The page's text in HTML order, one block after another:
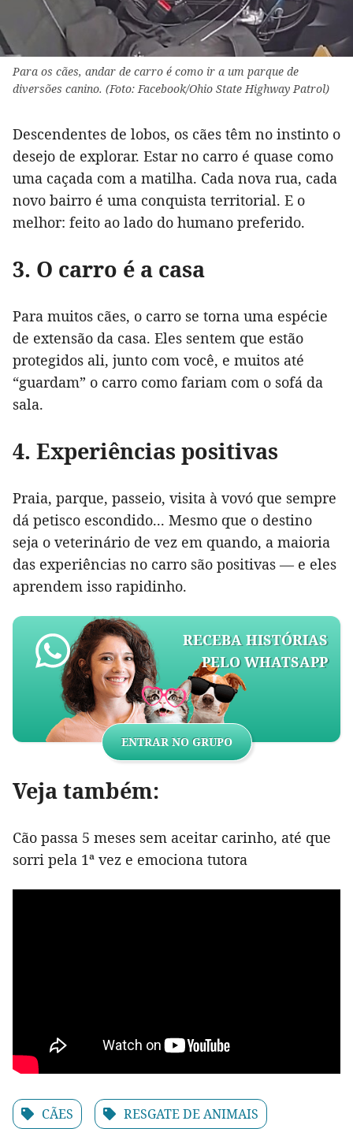
Para os cães, andar de carro é como ir a um parque de
diversões canino. (Foto: Facebook/Ohio State Highway Patrol)
Descendentes de lobos, os cães têm no instinto o
desejo de explorar. Estar no carro é quase como
uma caçada com a matilha. Cada nova rua, cada
novo bairro é uma conquista territorial. E o
melhor: feito ao lado do humano preferido.
3. O carro é a casa
Para muitos cães, o carro se torna uma espécie
de extensão da casa. Eles sentem que estão
protegidos ali, junto com você, e muitos até
“guardam” o carro como fariam com o sofá da
sala.
4. Experiências positivas
Praia, parque, passeio, visita à vovó que sempre
dá petisco escondido... Mesmo que o destino
seja o veterinário de vez em quando, a maioria
das experiências no carro são positivas — e eles
aprendem isso rapidinho.
RECEBA HISTÓRIAS
PELO WHATSAPP
ENTRAR NO GRUPO
Veja também:
Cão passa 5 meses sem aceitar carinho, até que
sorri pela 1ª vez e emociona tutora
CÃES RESGATE DE ANIMAIS